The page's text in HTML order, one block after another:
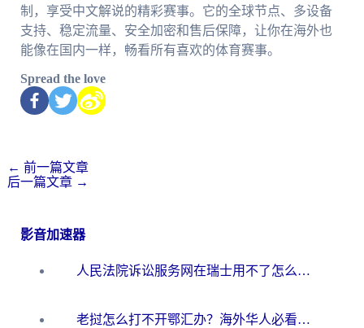
制，享受中文解说的精彩赛事。它的全球节点、多设备
支持、稳定流量、安全加密和售后保障，让你在海外也
能像在国内一样，畅看所有喜欢的体育赛事。
Spread the love
← 前一篇文章
后一篇文章 →
影音加速器
人民法院诉讼服务网在瑞士用不了怎么办？海外华人必备的回国加速指南
老挝怎么打不开鄂汇办？海外华人必看的回国加速全攻略（附欧洲杯小说流畅技巧）